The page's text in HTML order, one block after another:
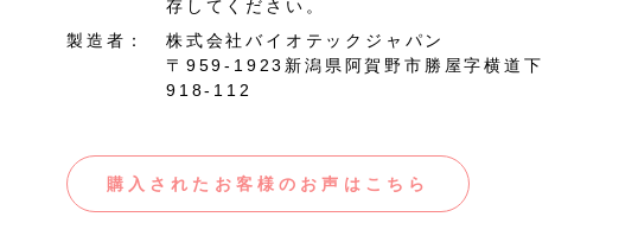
存してください。
製造者：
株式会社バイオテックジャパン
〒959-1923新潟県阿賀野市勝屋字横道下
918-112
購入されたお客様のお声はこちら